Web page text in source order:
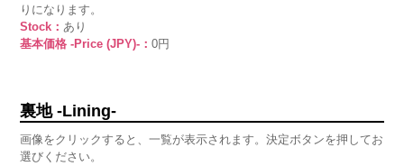
りになります。
Stock：あり
基本価格 -Price (JPY)-：0円
裏地 -Lining-
画像をクリックすると、一覧が表示されます。決定ボタンを押してお
選びください。